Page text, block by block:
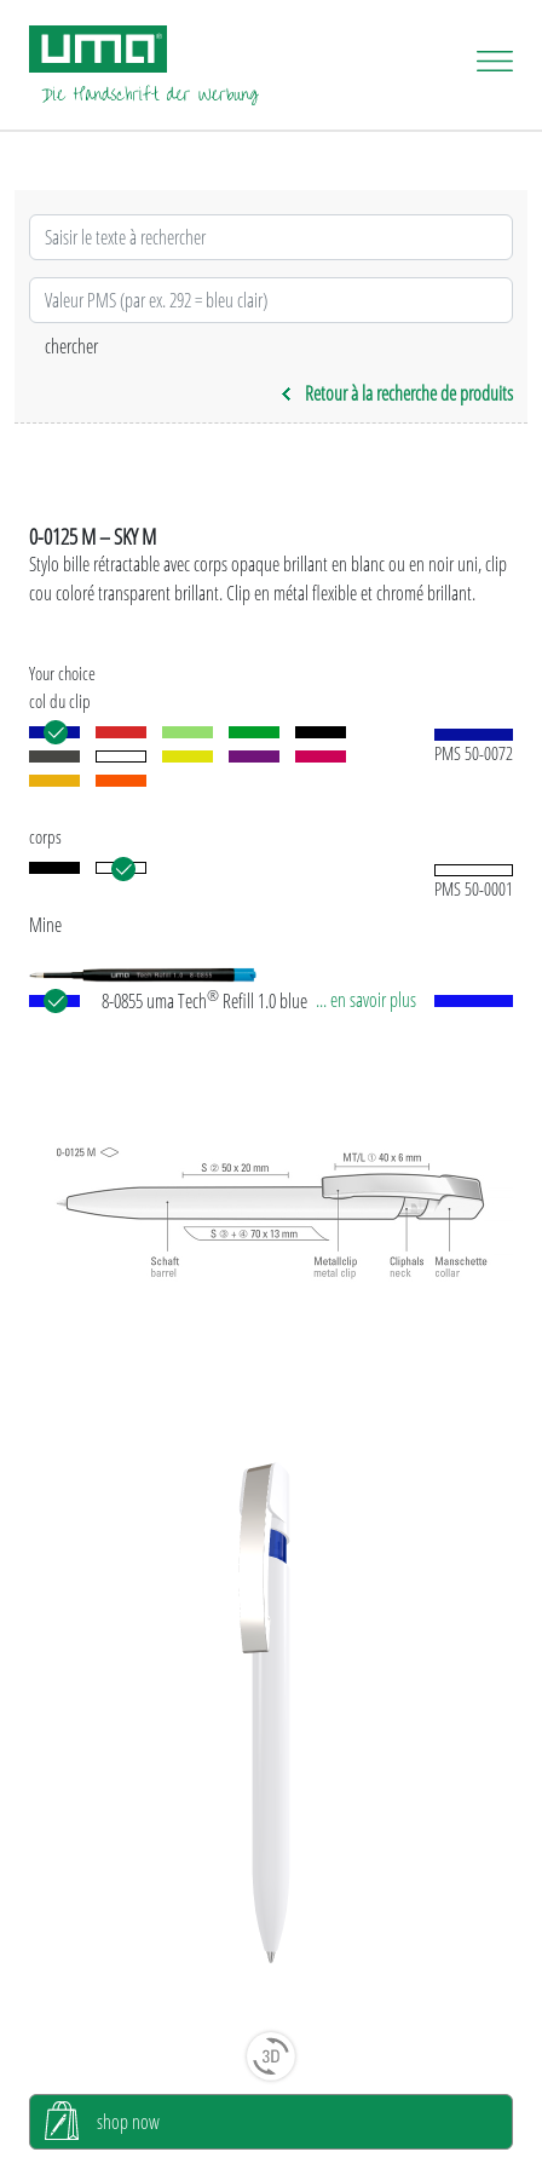
Retour à la recherche de produits
0-0125 M – SKY M
Stylo bille rétractable avec corps opaque brillant en blanc ou en noir uni, clip
cou coloré transparent brillant. Clip en métal flexible et chromé brillant.
Your choice
col du clip
PMS 50-0072
corps
PMS 50-0001
Mine
8-0855 uma Tech® Refill 1.0 blue Recharge géante
norme ISO. La recharge uma Tech Refill 1.0 offre
une expérience d'écriture agréable et douce.
... en savoir plus
shop now